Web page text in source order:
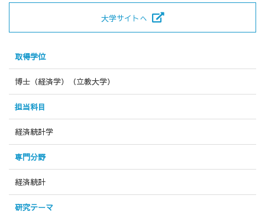
大学サイトへ
取得学位
博士（経済学）（立教大学）
担当科目
経済統計学
専門分野
経済統計
研究テーマ